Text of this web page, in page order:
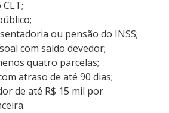
ou pensão do INSS;
com saldo devedor;
quatro parcelas;
atraso de até 90 dias;
de até R$ 15 mil por